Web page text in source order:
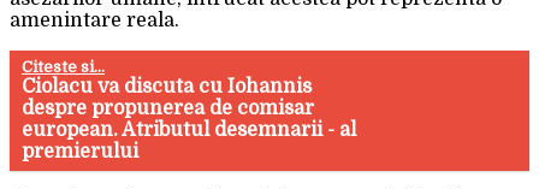
amenintare reala.
Citeste si...
Ciolacu va discuta cu Iohannis
despre propunerea de comisar
european. Atributul desemnarii - al
premierului